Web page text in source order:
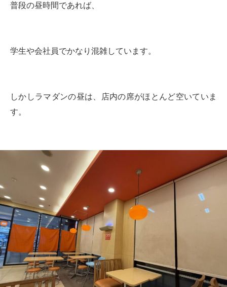
普段の昼時間であれば、
学生や会社員でかなり混雑しています。
しかしラマダンの昼は、店内の席がほとんど空いていま
す。